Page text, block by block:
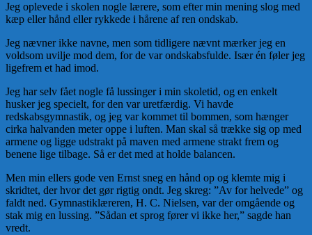
Jeg oplevede i skolen nogle lærere, som efter min mening slog med
kæp eller hånd eller rykkede i hårene af ren ondskab.
Jeg nævner ikke navne, men som tidligere nævnt mærker jeg en
voldsom uvilje mod dem, for de var ondskabsfulde. Især én føler jeg
ligefrem et had imod.
Jeg har selv fået nogle få lussinger i min skoletid, og en enkelt
husker jeg specielt, for den var uretfærdig. Vi havde
redskabsgymnastik, og jeg var kommet til bommen, som hænger
cirka halvanden meter oppe i luften. Man skal så trække sig op med
armene og ligge udstrakt på maven med armene strakt frem og
benene lige tilbage. Så er det med at holde balancen.
Men min ellers gode ven Ernst sneg en hånd op og klemte mig i
skridtet, der hvor det gør rigtig ondt. Jeg skreg: ”Av for helvede” og
faldt ned. Gymnastiklæreren, H. C. Nielsen, var der omgående og
stak mig en lussing. ”Sådan et sprog fører vi ikke her,” sagde han
vredt.